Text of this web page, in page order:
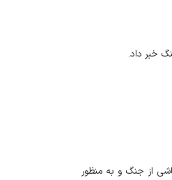
خبر داد.
از جنگ و به منظور